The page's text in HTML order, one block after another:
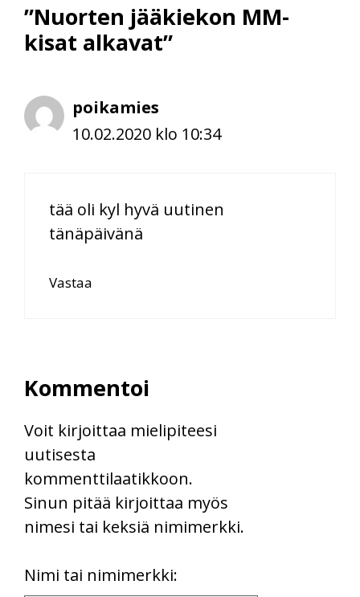
”Nuorten jääkiekon MM-
kisat alkavat”
poikamies
10.02.2020 klo 10:34
tää oli kyl hyvä uutinen
tänäpäivänä
Vastaa
Kommentoi
Voit kirjoittaa mielipiteesi
uutisesta
kommenttilaatikkoon.
Sinun pitää kirjoittaa myös
nimesi tai keksiä nimimerkki.
Nimi tai nimimerkki: